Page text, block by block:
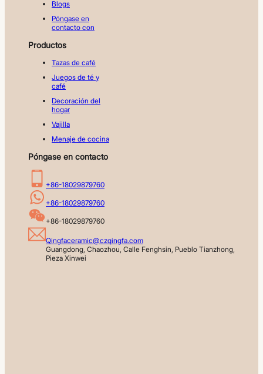
Blogs
Póngase en
contacto con
Productos
Tazas de café
Juegos de té y
café
Decoración del
hogar
Vajilla
Menaje de cocina
Póngase en contacto
+86-18029879760
+86-18029879760
+86-18029879760
Qingfaceramic@czqingfa.com
Guangdong, Chaozhou, Calle Fenghsin, Pueblo Tianzhong,
Pieza Xinwei